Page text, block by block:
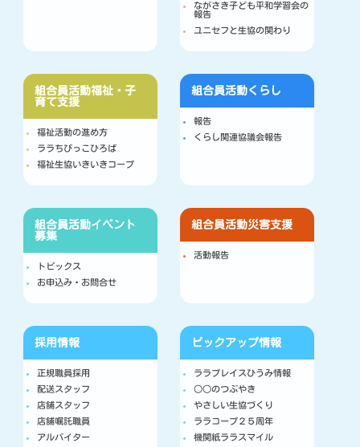
ながさき子ども平和学習会の
報告
ユニセフと生協の関わり
組合員活動福祉・子
育て支援
福祉活動の進め方
ララちびっこひろば
福祉生協いきいきコープ
組合員活動くらし
報告
くらし関連協議会報告
組合員活動イベント
募集
トピックス
お申込み・お問合せ
組合員活動災害支援
活動報告
採用情報
正規職員採用
配送スタッフ
店舗スタッフ
店舗嘱託職員
アルバイター
ピックアップ情報
ララプレイスひうみ情報
○○のつぶやき
やさしい生協づくり
ララコープ２５周年
機関紙ララスマイル